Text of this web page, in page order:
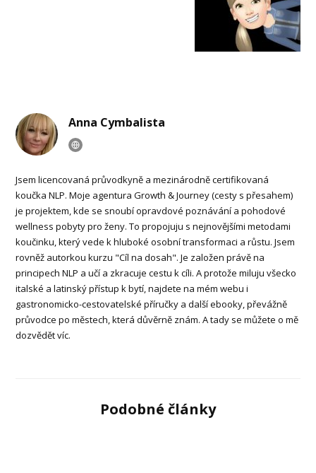
Anna Cymbalista
Jsem licencovaná průvodkyně a mezinárodně certifikovaná
koučka NLP. Moje agentura Growth & Journey (cesty s přesahem)
je projektem, kde se snoubí opravdové poznávání a pohodové
wellness pobyty pro ženy. To propojuju s nejnovějšími metodami
koučinku, který vede k hluboké osobní transformaci a růstu. Jsem
rovněž autorkou kurzu "Cíl na dosah". Je založen právě na
principech NLP a učí a zkracuje cestu k cíli. A protože miluju všecko
italské a latinský přístup k bytí, najdete na mém webu i
gastronomicko-cestovatelské příručky a další ebooky, převážně
průvodce po městech, která důvěrně znám. A tady se můžete o mě
dozvědět víc.
Podobné články